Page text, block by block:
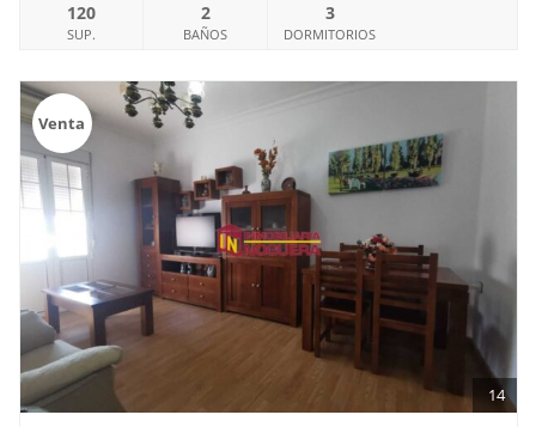
120
SUP.
2
BAÑOS
3
DORMITORIOS
14
Venta